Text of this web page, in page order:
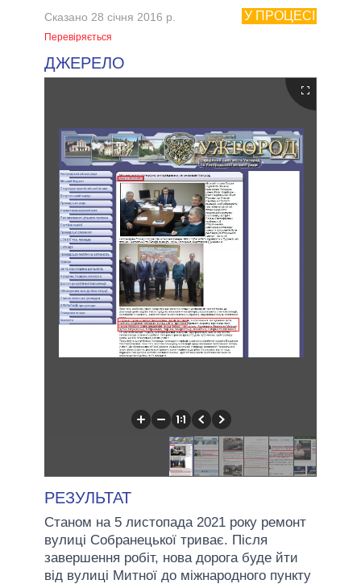
У ПРОЦЕСІ
Сказано 28 січня 2016 р.
Перевіряється
ДЖЕРЕЛО
РЕЗУЛЬТАТ
Станом на 5 листопада 2021 року ремонт
вулиці Собранецької триває. Після
завершення робіт, нова дорога буде йти
від вулиці Митної до міжнародного пункту